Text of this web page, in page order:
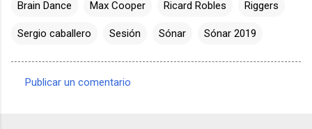
Brain Dance Max Cooper Ricard Robles Riggers
Sergio caballero Sesión Sónar Sónar 2019
Publicar un comentario